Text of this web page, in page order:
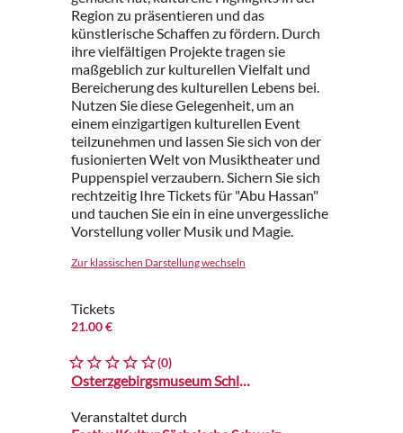
Region zu präsentieren und das
künstlerische Schaffen zu fördern. Durch
ihre vielfältigen Projekte tragen sie
maßgeblich zur kulturellen Vielfalt und
Bereicherung des kulturellen Lebens bei.
Nutzen Sie diese Gelegenheit, um an
einem einzigartigen kulturellen Event
teilzunehmen und lassen Sie sich von der
fusionierten Welt von Musiktheater und
Puppenspiel verzaubern. Sichern Sie sich
rechtzeitig Ihre Tickets für "Abu Hassan"
und tauchen Sie ein in eine unvergessliche
Vorstellung voller Musik und Magie.
Zur klassischen Darstellung wechseln
Tickets
21.00 €
(0)
Osterzgebirgsmuseum Schloss Lauenstein
Veranstaltet durch